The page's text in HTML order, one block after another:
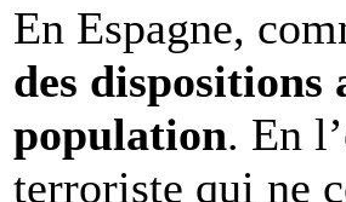
En Espagne,
des dispositions
population. En
terroriste qui ne